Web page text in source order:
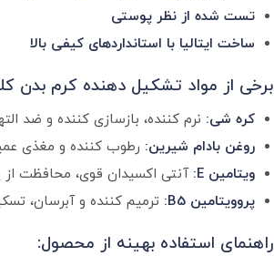
تست شده از نظر پوستی
ساخت ایتالیا با استانداردهای کیفی بالا
برخی از مواد تشکیل دهنده کرم بدن
کره شی: نرم کننده، بازسازی کننده و
روغن بادام شیرین: رطوب کننده و مغذی
ویتامین E:
آنتی اکسیدان قوی، محافظت
پروویتامین B5:
ترمیم کننده و آبرسان،
راهنمای استفاده بهینه از محصول: